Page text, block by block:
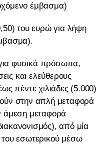
έμβασμα)
του ευρώ για λήψη
φυσικά πρόσωπα,
και ελεύθερους
πέντε χιλιάδες (5.000)
στην απλή μεταφορά
άμεση μεταφορά
από μία
εσωτερικού μέσω